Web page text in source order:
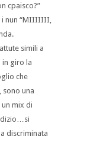
cpaisco?”
nun “MIIIIIII,
simili a
in giro la
che
sono una
mix di
discriminata